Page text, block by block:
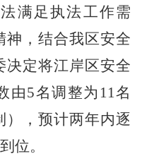
满足执法工作需
神，结合我区安全
决定将江岸区安全
由5名调整为11名
），预计两年内逐
位。